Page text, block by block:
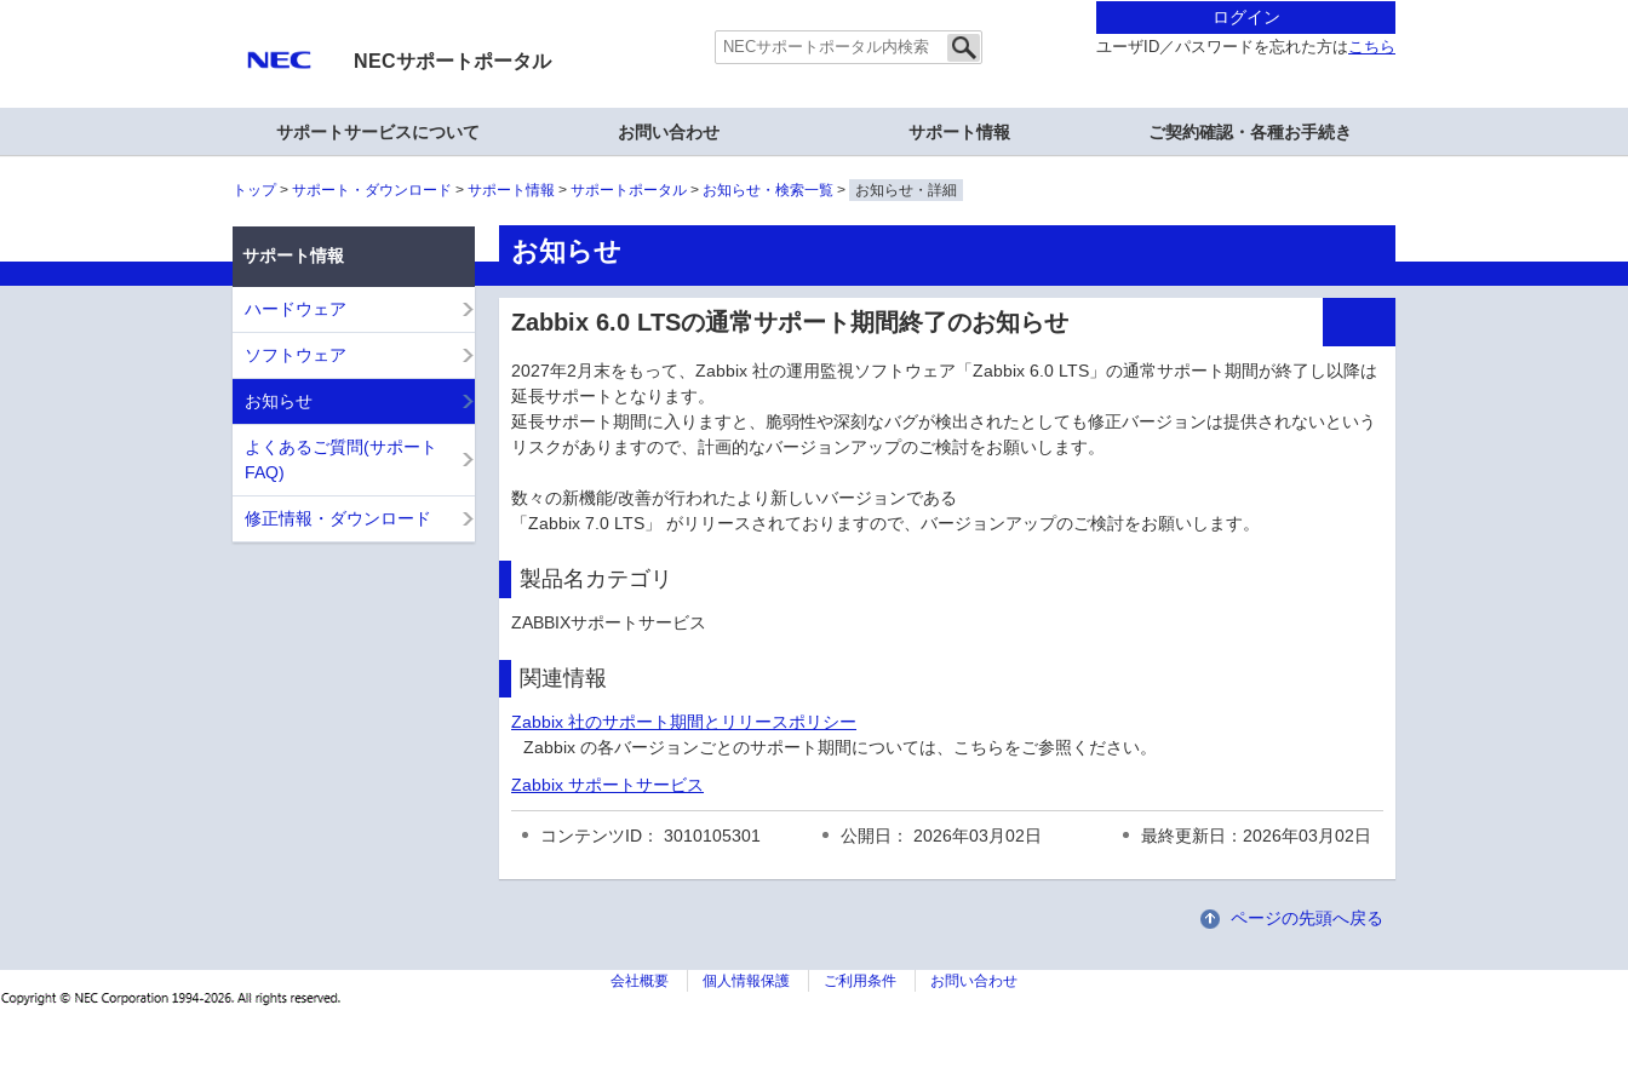
NECサポートポータル
ログイン
ユーザID／パスワードを忘れた方はこちら
サポートサービスについて お問い合わせ サポート情報 ご契約確認・各種お手続き
トップ サポート・ダウンロード サポート情報 サポートポータル お知らせ・検索一覧 お知らせ・詳細
お知らせ
Zabbix 6.0 LTSの通常サポート期間終了のお知らせ
2027年2月末をもって、Zabbix 社の運用監視ソフトウェア「Zabbix 6.0 LTS」の通常サポート期間が終了し以降は
延長サポートとなります。
延長サポート期間に入りますと、脆弱性や深刻なバグが検出されたとしても修正バージョンは提供されないという
リスクがありますので、計画的なバージョンアップのご検討をお願いします。
数々の新機能/改善が行われたより新しいバージョンである
「Zabbix 7.0 LTS」 がリリースされておりますので、バージョンアップのご検討をお願いします。
製品名カテゴリ
ZABBIXサポートサービス
関連情報
Zabbix 社のサポート期間とリリースポリシー
Zabbix の各バージョンごとのサポート期間については、こちらをご参照ください。
Zabbix サポートサービス
コンテンツID： 3010105301 公開日： 2026年03月02日 最終更新日：2026年03月02日
ページの先頭へ戻る
サポート情報
ハードウェア
ソフトウェア
お知らせ
よくあるご質問(サポート
FAQ)
修正情報・ダウンロード
会社概要 個人情報保護 ご利用条件 お問い合わせ